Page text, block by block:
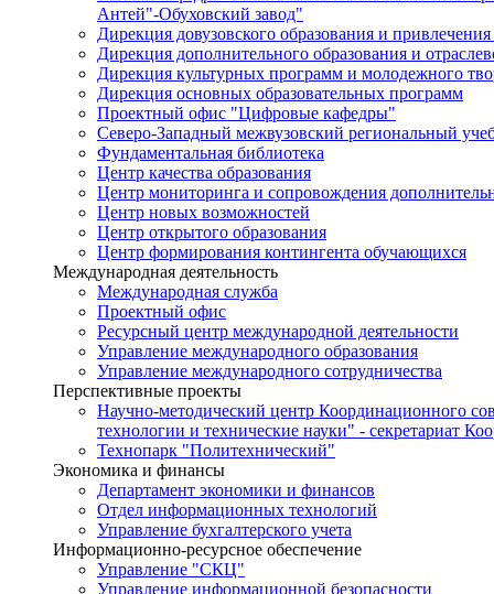
Антей"-Обуховский завод"
Дирекция довузовского образования и привлечения
Дирекция дополнительного образования и
Дирекция культурных программ и молодежного
Дирекция основных образовательных программ
Проектный офис "Цифровые кафедры"
Северо-Западный межвузовский региональный
Фундаментальная библиотека
Центр качества образования
Центр мониторинга и сопровождения
Центр новых возможностей
Центр открытого образования
Центр формирования контингента обучающихся
Международная деятельность
Международная служба
Проектный офис
Ресурсный центр международной деятельности
Управление международного образования
Управление международного сотрудничества
Перспективные проекты
Научно-методический центр Координационного
технологии и технические науки" - секретариат
Технопарк "Политехнический"
Экономика и финансы
Департамент экономики и финансов
Отдел информационных технологий
Управление бухгалтерского учета
Информационно-ресурсное обеспечение
Управление "СКЦ"
Управление информационной безопасности